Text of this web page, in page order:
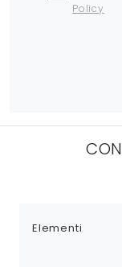
Policy
Elementi